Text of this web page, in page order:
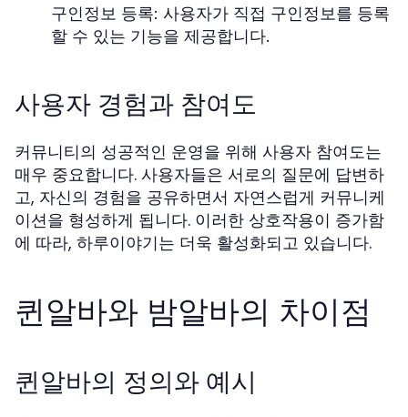
구인정보 등록: 사용자가 직접 구인정보를 등록
할 수 있는 기능을 제공합니다.
사용자 경험과 참여도
커뮤니티의 성공적인 운영을 위해 사용자 참여도는
매우 중요합니다. 사용자들은 서로의 질문에 답변하
고, 자신의 경험을 공유하면서 자연스럽게 커뮤니케
이션을 형성하게 됩니다. 이러한 상호작용이 증가함
에 따라, 하루이야기는 더욱 활성화되고 있습니다.
퀸알바와 밤알바의 차이점
퀸알바의 정의와 예시